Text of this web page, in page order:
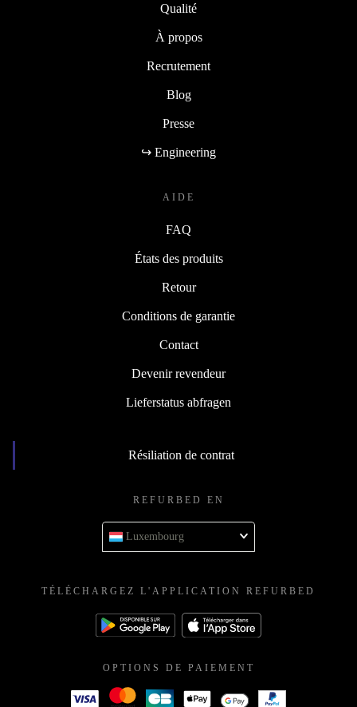
Qualité
À propos
Recrutement
Blog
Presse
↪ Engineering
AIDE
FAQ
États des produits
Retour
Conditions de garantie
Contact
Devenir revendeur
Lieferstatus abfragen
Résiliation de contrat
REFURBED EN
Luxembourg
TÉLÉCHARGEZ L'APPLICATION REFURBED
OPTIONS DE PAIEMENT